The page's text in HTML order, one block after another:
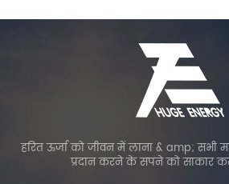
हरित ऊर्जा को जीवन में लाना & amp; सभी
प्रदान करने के सपने को साकार